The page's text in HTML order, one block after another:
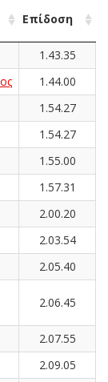
Επίδοση
1.43.35
1.44.00
1.54.27
1.54.27
1.55.00
1.57.31
2.00.20
2.03.54
2.05.40
2.06.45
2.07.55
2.09.05